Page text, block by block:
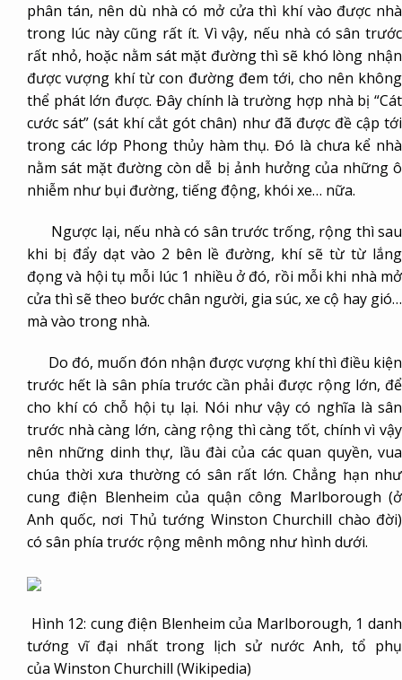
phân tán, nên dù nhà có mở cửa thì khí vào được nhà
trong lúc này cũng rất ít. Vì vậy, nếu nhà có sân trước
rất nhỏ, hoặc nằm sát mặt đường thì sẽ khó lòng nhận
được vượng khí từ con đường đem tới, cho nên không
thể phát lớn được. Đây chính là trường hợp nhà bị “Cát
cước sát” (sát khí cắt gót chân) như đã được đề cập tới
trong các lớp Phong thủy hàm thụ. Đó là chưa kể nhà
nằm sát mặt đường còn dễ bị ảnh hưởng của những ô
nhiễm như bụi đường, tiếng động, khói xe… nữa.
Ngược lại, nếu nhà có sân trước trống, rộng thì sau
khi bị đẩy dạt vào 2 bên lề đường, khí sẽ từ từ lắng
đọng và hội tụ mỗi lúc 1 nhiều ở đó, rồi mỗi khi nhà mở
cửa thì sẽ theo bước chân người, gia súc, xe cộ hay gió…
mà vào trong nhà.
Do đó, muốn đón nhận được vượng khí thì điều kiện
trước hết là sân phía trước cần phải được rộng lớn, để
cho khí có chỗ hội tụ lại. Nói như vậy có nghĩa là sân
trước nhà càng lớn, càng rộng thì càng tốt, chính vì vậy
nên những dinh thự, lầu đài của các quan quyền, vua
chúa thời xưa thường có sân rất lớn. Chẳng hạn như
cung điện Blenheim của quận công Marlborough (ở
Anh quốc, nơi Thủ tướng Winston Churchill chào đời)
có sân phía trước rộng mênh mông như hình dưới.
Hình 12: cung điện Blenheim của Marlborough, 1 danh
tướng vĩ đại nhất trong lịch sử nước Anh, tổ phụ
của Winston Churchill (Wikipedia)